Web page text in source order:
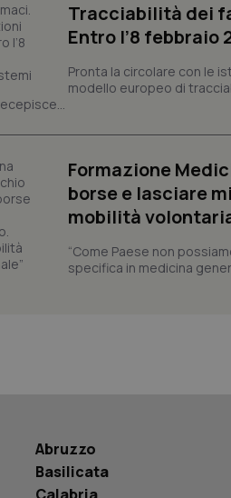
Tracciabilità dei
Entro l’8 febbraio
Pronta la circolare con le
modello europeo di
Formazione
borse e lasciare
mobilità
“Come Paese non
specifica in medicina
Abruzzo
Basilicata
Nome
_ga_0VMQEQKQ1N
Nome
__Secure-YNID
YSC
__Secure-
ROLLOUT_TOKEN